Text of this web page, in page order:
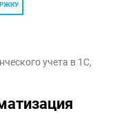
учета в 1С,